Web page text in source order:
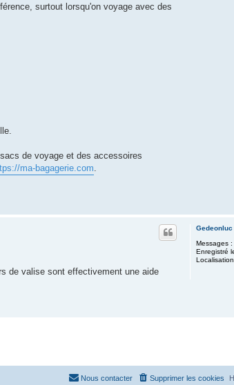
surtout lorsqu'on voyage avec des
de voyage et des accessoires
ma-bagagerie.com
Gedeonluc
Messages :
Enregistré
de valise sont effectivement une aide
Supprimer les cookies
Nous contacter